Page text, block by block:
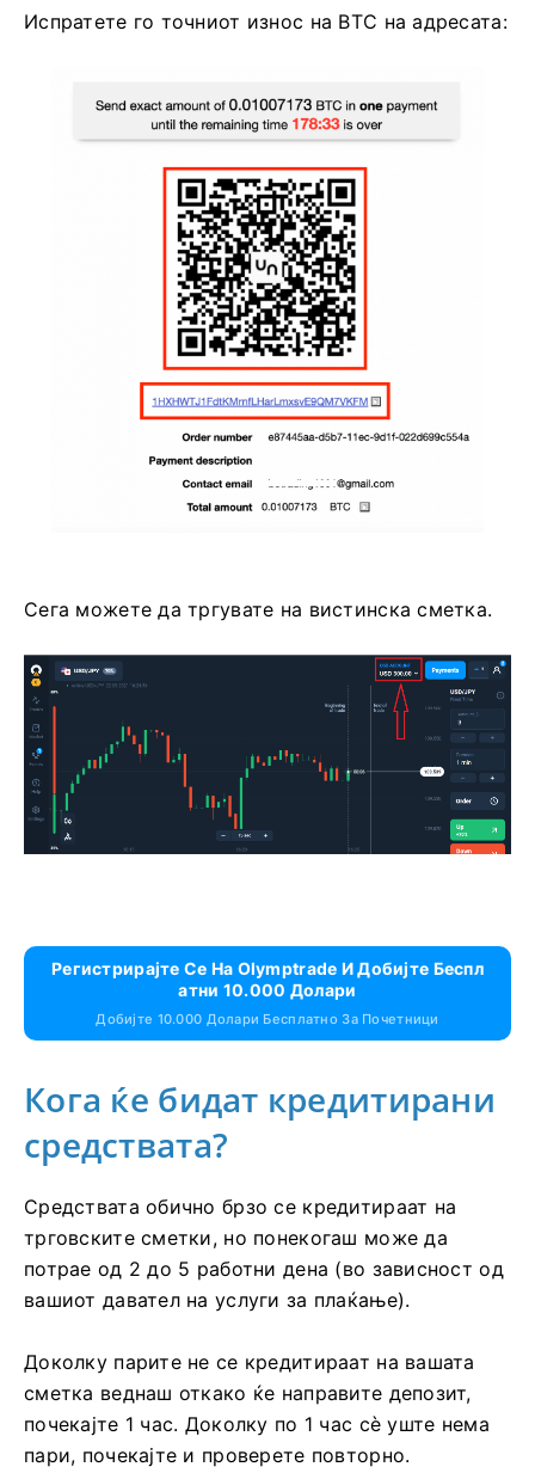
Испратете го точниот износ на BTC на адресата:
Сега можете да тргувате на вистинска сметка.
Регистрирајте Се На Olymptrade И Добијте Беспл
Атни 10.000 Долари
Добијте 10.000 Долари Бесплатно За Почетници
Кога ќе бидат кредитирани
средствата?
Средствата обично брзо се кредитираат на
трговските сметки, но понекогаш може да
потрае од 2 до 5 работни дена (во зависност од
вашиот давател на услуги за плаќање).
Доколку парите не се кредитираат на вашата
сметка веднаш откако ќе направите депозит,
почекајте 1 час. Доколку по 1 час сè уште нема
пари, почекајте и проверете повторно.